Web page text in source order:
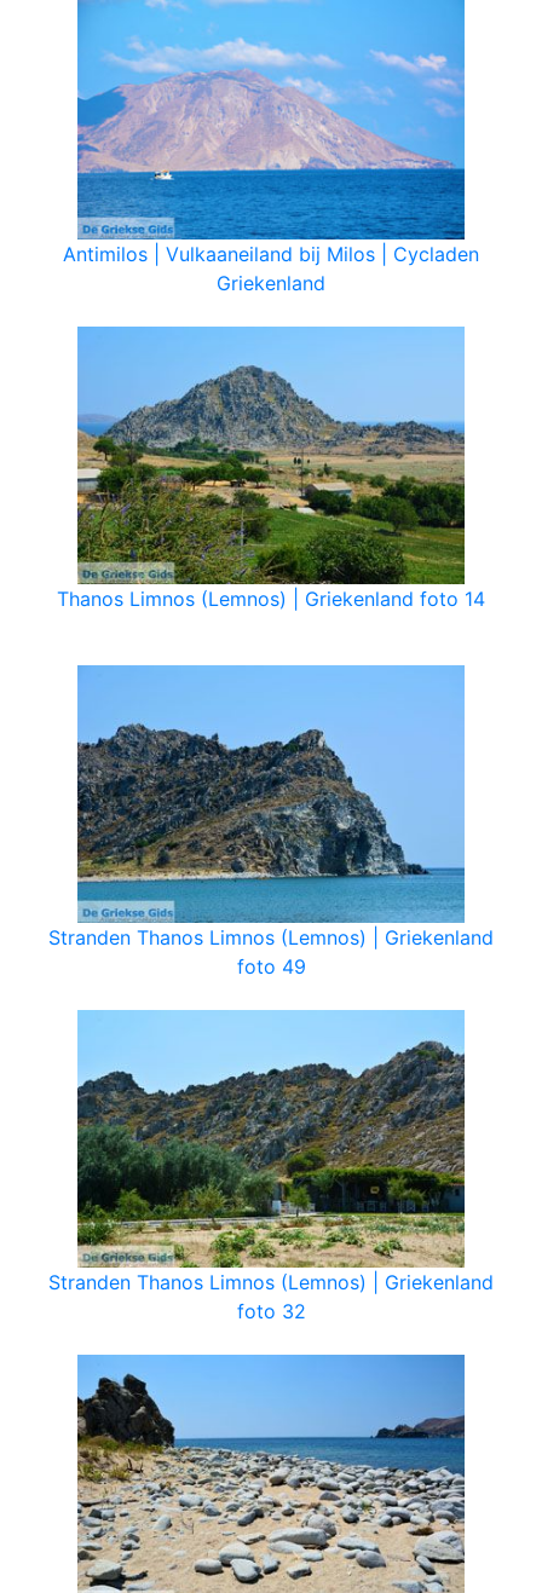
Antimilos | Vulkaaneiland bij Milos | Cycladen
Griekenland
Thanos Limnos (Lemnos) | Griekenland foto 14
Stranden Thanos Limnos (Lemnos) | Griekenland
foto 49
Stranden Thanos Limnos (Lemnos) | Griekenland
foto 32